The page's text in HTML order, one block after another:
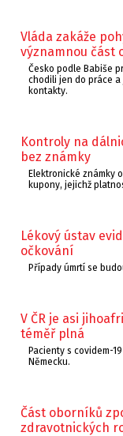
Vláda zakáže
významnou část
Česko podle Babiše
chodili jen do práce
kontakty.
Kontroly na
bez známky
Elektronické známky
kupony, jejichž
Lékový ústav
očkování
Případy úmrtí se
V ČR je asi
téměř plná
Pacienty s covidem-
Německu.
Část oborníků
zdravotnických